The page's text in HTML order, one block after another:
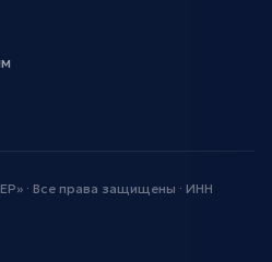
· Все права защищены · ИНН